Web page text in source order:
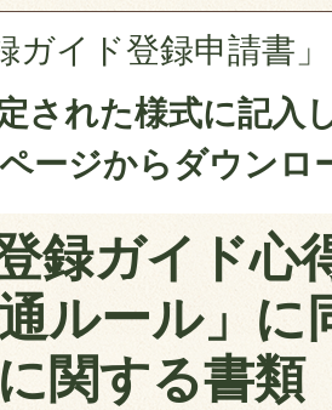
ガイド登録申請書」
定された様式に記入
ージからダウンロ
録ガイド心
ルール」に
関する書類